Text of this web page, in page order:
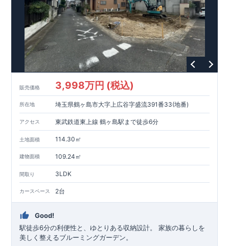
「長期優良住宅」ですので 税制面での優遇が受けられ、メリ
ットも多いです!
地震に対する耐震性も最も高いレベルの「耐震等級3」を取得!
最長60年間の
「 アフターサービス」もありますので、 サポート
体制もお任せください!
「自社一貫体制」 だからこそ可能な高品質・高性能でありなが
ら お求めやすい価格を実現!
(↑各赤枠クリックで詳細がご覧になれます!)
お気軽にお問い合わせください! 東栄住宅 北九州営業所
☆☆☆093-562-7340☆☆☆
販売価格 3,998万円 (税込)
所在地 埼玉県鶴ヶ島市大字上広谷字盛流391番33(地番)
アクセス 東武鉄道東上線 鶴ヶ島駅まで徒歩6分
土地面積 114.30㎡
建物面積 109.24㎡
間取り 3LDK
カースペース 2台
Good!
駅徒歩6分の利便性と、ゆとりある収納設計。 家族の暮らしを
美しく整えるブルーミングガーデン。